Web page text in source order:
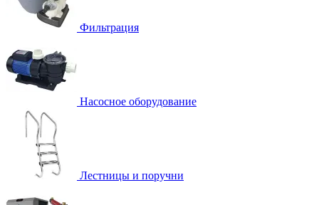
Фильтрация
Насосное оборудование
Лестницы и поручни